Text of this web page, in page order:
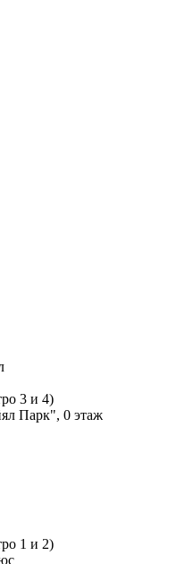
3 и 4)
Парк", 0 этаж
1 и 2)